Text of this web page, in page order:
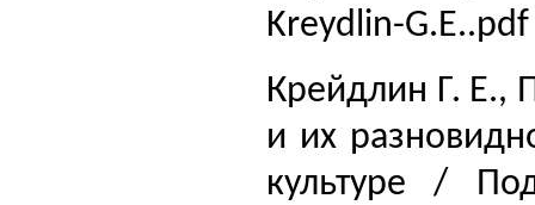
Kreydlin-G.E..pdf
Крейдлин Г. Е.,
и их
культуре /